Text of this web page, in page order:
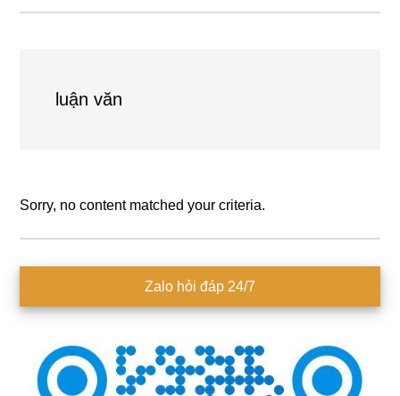
luận văn
Sorry, no content matched your criteria.
chính
Zalo hỏi đáp 24/7